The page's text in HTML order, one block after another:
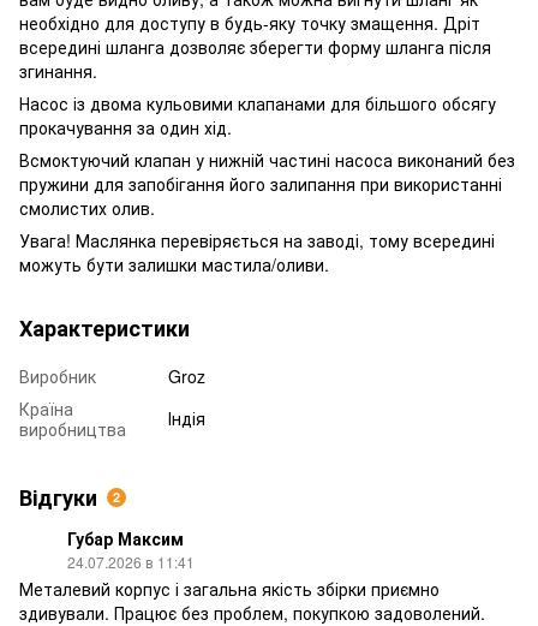
необхідно для доступу в будь-яку точку змащення. Дріт
всередині шланга дозволяє зберегти форму шланга після
згинання.
Насос із двома кульовими клапанами для більшого обсягу
прокачування за один хід.
Всмоктуючий клапан у нижній частині насоса виконаний без
пружини для запобігання його залипання при використанні
смолистих олив.
Увага! Маслянка перевіряється на заводі, тому всередині
можуть бути залишки мастила/оливи.
Характеристики
Виробник
Groz
Країна
виробництва
Індія
Відгуки 2
Губар Максим
24.07.2026 в 11:41
Металевий корпус і загальна якість збірки приємно
здивували. Працює без проблем, покупкою задоволений.